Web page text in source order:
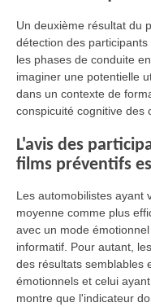
Un deuxième résultat du
détection des
les phases de conduite
imaginer une potentielle
dans un contexte de
conspicuité cognitive des
L'avis des
films préventifs
Les automobilistes ayant
moyenne comme plus
avec un mode
informatif. Pour autant,
des résultats semblables
émotionnels et celui
montre que l'indicateur